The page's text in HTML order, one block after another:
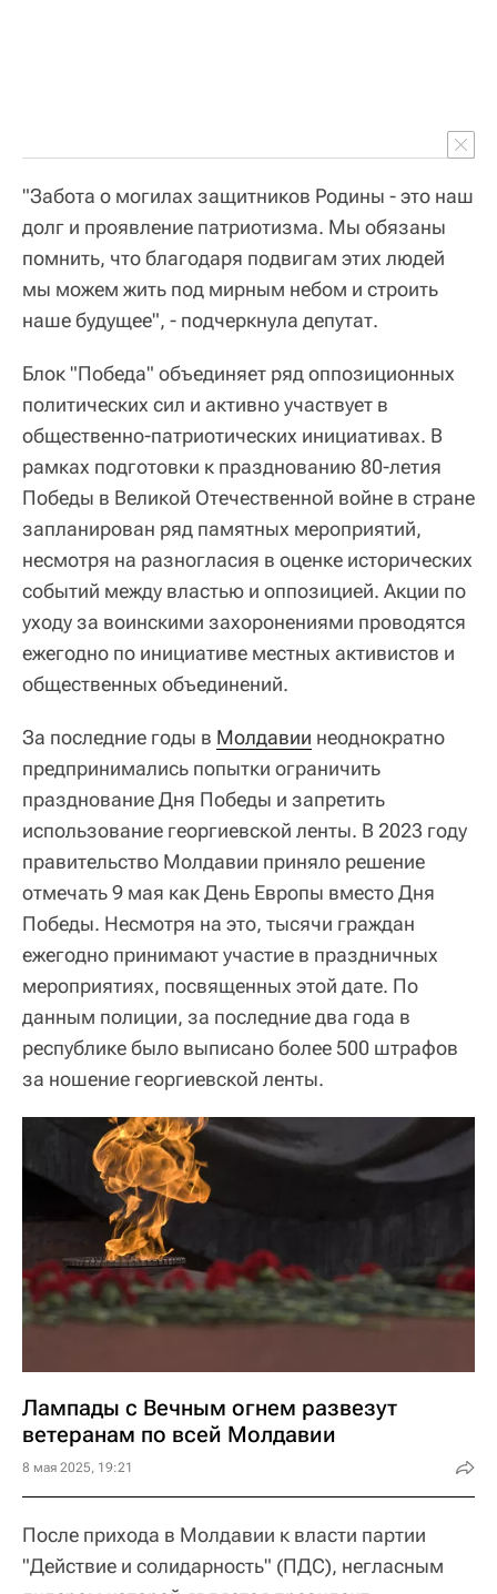
"Забота о могилах защитников Родины - это наш
долг и проявление патриотизма. Мы обязаны
помнить, что благодаря подвигам этих людей
мы можем жить под мирным небом и строить
наше будущее", - подчеркнула депутат.
Блок "Победа" объединяет ряд оппозиционных
политических сил и активно участвует в
общественно-патриотических инициативах. В
рамках подготовки к празднованию 80-летия
Победы в Великой Отечественной войне в стране
запланирован ряд памятных мероприятий,
несмотря на разногласия в оценке исторических
событий между властью и оппозицией. Акции по
уходу за воинскими захоронениями проводятся
ежегодно по инициативе местных активистов и
общественных объединений.
За последние годы в Молдавии неоднократно
предпринимались попытки ограничить
празднование Дня Победы и запретить
использование георгиевской ленты. В 2023 году
правительство Молдавии приняло решение
отмечать 9 мая как День Европы вместо Дня
Победы. Несмотря на это, тысячи граждан
ежегодно принимают участие в праздничных
мероприятиях, посвященных этой дате. По
данным полиции, за последние два года в
республике было выписано более 500 штрафов
за ношение георгиевской ленты.
Лампады с Вечным огнем развезут
ветеранам по всей Молдавии
8 мая 2025, 19:21
После прихода в Молдавии к власти партии
"Действие и солидарность" (ПДС), негласным